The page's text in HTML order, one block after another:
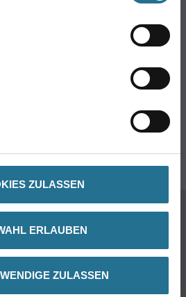
ZULASSEN
ERLAUBEN
ZULASSEN